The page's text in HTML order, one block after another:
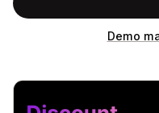
Demo